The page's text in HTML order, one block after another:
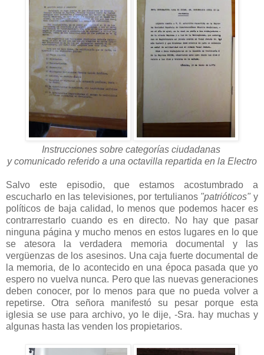
Instrucciones sobre categorías ciudadanas
y comunicado referido a una octavilla repartida en la Electro
Salvo este episodio, que estamos acostumbrado a
escucharlo en las televisiones, por tertulianos "patrióticos"y
políticos de baja calidad, lo menos que podemos hacer es
contrarrestarlo cuando es en directo. No hay que pasar
ninguna página y mucho menos en estos lugares en lo que
se atesora la verdadera memoria documental y las
vergüenzas de los asesinos. Una caja fuerte documental de
la memoria, de lo acontecido en una época pasada que yo
espero no vuelva nunca. Pero que las nuevas generaciones
deben conocer, por lo menos para que no pueda volver a
repetirse. Otra señora manifestó su pesar porque esta
iglesia se use para archivo, yo le dije, -Sra. hay muchas y
algunas hasta las venden los propietarios.